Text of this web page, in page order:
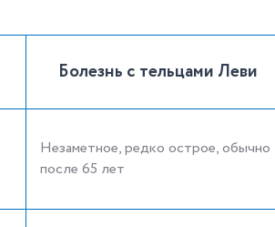
Болезнь с тельцами Леви
Незаметное, редко острое, обычно
после 65 лет